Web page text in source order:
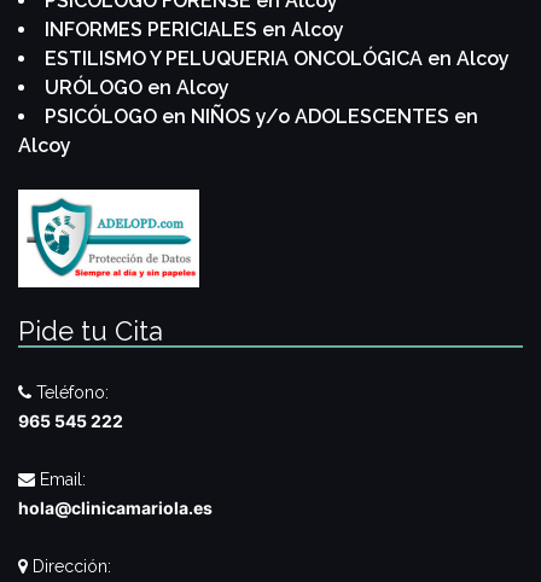
INFORMES PERICIALES en Alcoy
ESTILISMO Y PELUQUERIA ONCOLÓGICA en Alcoy
URÓLOGO en Alcoy
PSICÓLOGO en NIÑOS y/o ADOLESCENTES en
Alcoy
Pide tu Cita
Teléfono:
965 545 222
Email:
hola@clinicamariola.es
Dirección: